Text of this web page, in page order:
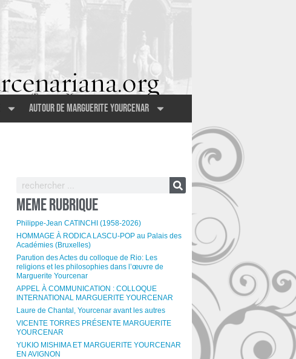
Autour de Marguerite Yourcenar
MEME RUBRIQUE
Philippe-Jean CATINCHI (1958-2026)
HOMMAGE À RODICA LASCU-POP au Palais des
Académies (Bruxelles)
Parution des Actes du colloque de Rio: Les
religions et les philosophies dans l’œuvre de
Marguerite Yourcenar
APPEL À COMMUNICATION : COLLOQUE
INTERNATIONAL MARGUERITE YOURCENAR
Laure de Chantal, Yourcenar avant les autres
VICENTE TORRES PRÉSENTE MARGUERITE
YOURCENAR
YUKIO MISHIMA ET MARGUERITE YOURCENAR
EN AVIGNON